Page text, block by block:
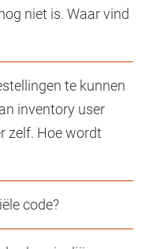
niet is. Waar vind
te kunnen
inventory user
zelf. Hoe wordt
code?